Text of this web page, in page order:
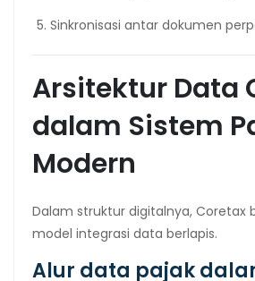
Sinkronisasi antar dokumen
Arsitektur Data
dalam Sistem
Modern
Dalam struktur digitalnya, Coretax
model integrasi data berlapis.
Alur data pajak